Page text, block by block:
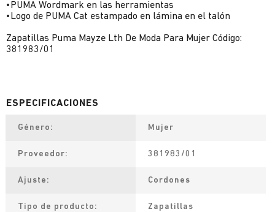
•PUMA Wordmark en las herramientas
•Logo de PUMA Cat estampado en lámina en el talón
Zapatillas Puma Mayze Lth De Moda Para Mujer Código:
381983/01
Género Mujer
Proveedor 381983/01
Ajuste Cordones
Tipo de producto Zapatillas